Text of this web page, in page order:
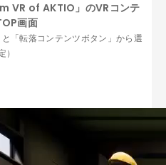
VR of AKTIO」のVRコンテ
画面
「転落コンテンツボタン」から選
）